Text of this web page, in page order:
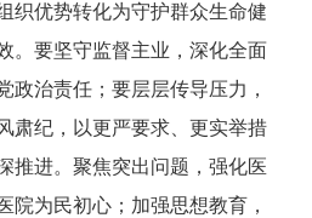
织优势转化为守护群众生命健
。要坚守监督主业，深化全面
政治责任；要层层传导压力，
肃纪，以更严要求、更实举措
推进。聚焦突出问题，强化医
院为民初心；加强思想教育，